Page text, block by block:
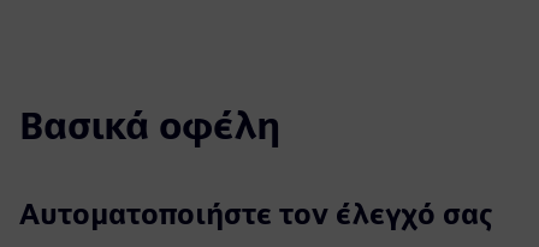
Βασικά οφέλη
Αυτοματοποιήστε τον έλεγχό σας